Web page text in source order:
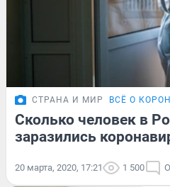
СТРАНА И МИР ВСЁ О
Сколько человек в
заразились
20 марта, 2020, 17:21 1 500